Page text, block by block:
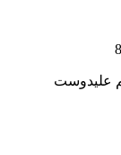
علیدوست